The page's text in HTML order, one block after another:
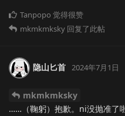
Tanpopo 觉得很赞
mkmkmksky 回复了此帖
隐山匕首 2024年7月1日
mkmkmksky
……（鞠躬）抱歉。ni没抛准了